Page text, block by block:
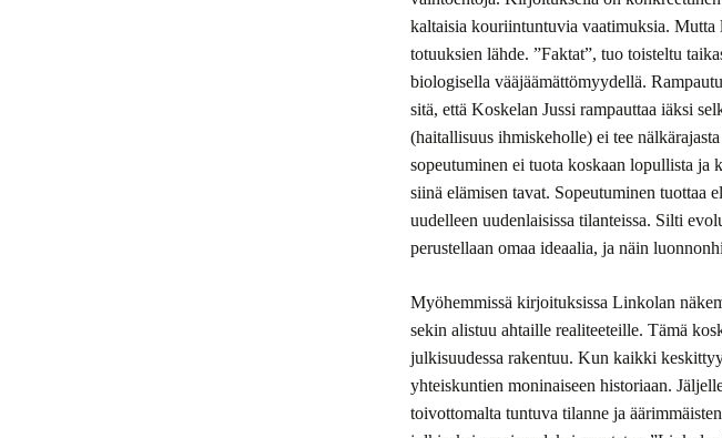
kaltaisia kouriintuntuvia vaatimuksia.
totuuksien lähde. ”Faktat”, tuo toisteltu
biologisella vääjäämättömyydellä.
sitä, että Koskelan Jussi rampauttaa iäksi
(haitallisuus ihmiskeholle) ei tee
sopeutuminen ei tuota koskaan lopullista ja
siinä elämisen tavat. Sopeutuminen tuottaa
uudelleen uudenlaisissa tilanteissa. Silti
perustellaan omaa ideaalia, ja näin
Myöhemmissä kirjoituksissa Linkolan
sekin alistuu ahtaille realiteeteille. Tämä
julkisuudessa rakentuu. Kun kaikki
yhteiskuntien moninaiseen historiaan.
toivottomalta tuntuva tilanne ja